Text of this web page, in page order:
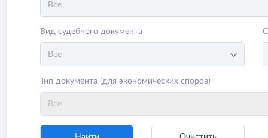
Все
Вид судебного документа
Все
Тип документа (для экономических споров)
Все